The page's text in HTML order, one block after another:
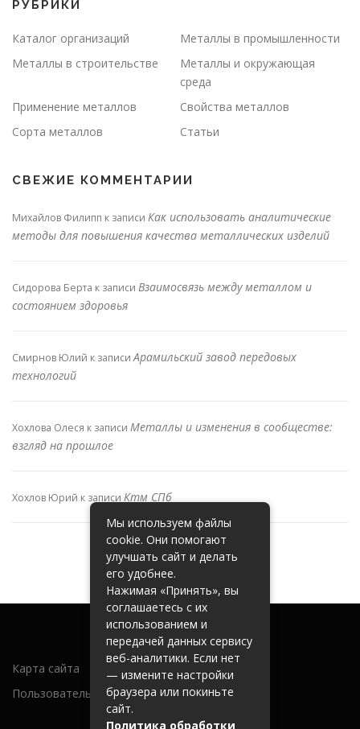
РУБРИКИ
Каталог организаций
Металлы в промышленности
Металлы в строительстве
Металлы и окружающая
среда
Применение металлов
Свойства металлов
Сорта металлов
Статьи
СВЕЖИЕ КОММЕНТАРИИ
Михайлов Филипп к записи Как использовать аналитические
методы для повышения качества металлических изделий
Сидорова Берта к записи Взаимосвязь между металлом и
состоянием здоровья
Смирнов Юлий к записиАрамильский завод передовых
технологий
Хохлова Олеся к записи Металлы и изменения в сообществе:
взгляд на прошлое
Хохлов Юрий к записи Ктм СПб
Карта сайта
Пользовательское соглашение
Мы используем файлы
cookie. Они помогают
улучшать сайт и делать
его удобнее.
Нажимая «Принять», вы
соглашаетесь с их
использованием и
передачей данных сервису
веб-аналитики. Если нет
— измените настройки
браузера или покиньте
сайт.
Политика обработки